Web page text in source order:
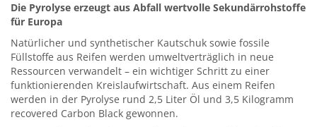
Die Pyrolyse erzeugt aus Abfall wertvolle Sekundärrohstoffe
für Europa
Natürlicher und synthetischer Kautschuk sowie fossile
Füllstoffe aus Reifen werden umweltverträglich in neue
Ressourcen verwandelt – ein wichtiger Schritt zu einer
funktionierenden Kreislaufwirtschaft. Aus einem Reifen
werden in der Pyrolyse rund 2,5 Liter Öl und 3,5 Kilogramm
recovered Carbon Black gewonnen.